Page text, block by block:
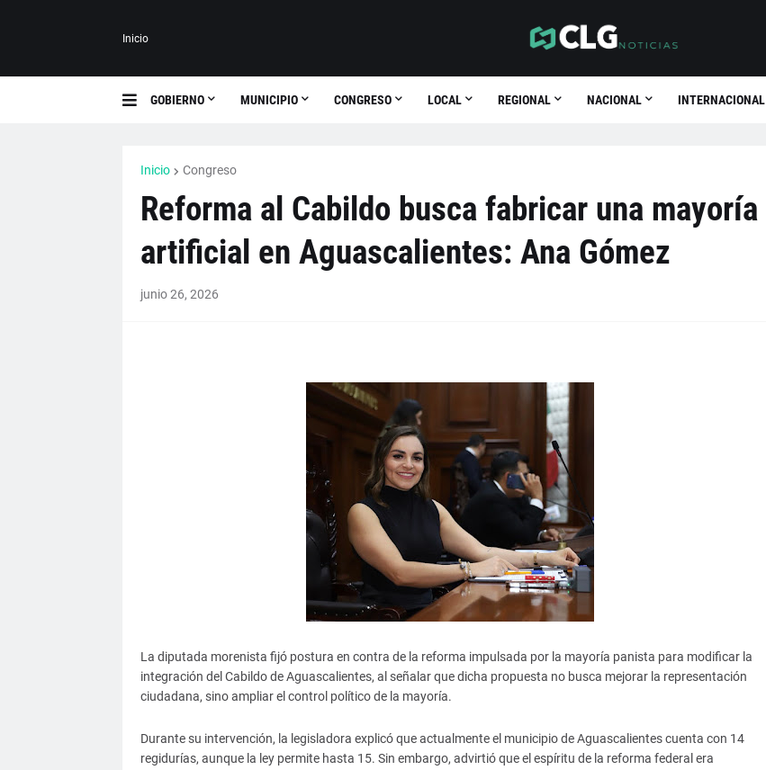
Inicio
GOBIERNO MUNICIPIO CONGRESO LOCAL REGIONAL NACIONAL INTERNACIONAL
Inicio Congreso
Reforma al Cabildo busca fabricar una mayoría
artificial en Aguascalientes: Ana Gómez
junio 26, 2026
La diputada morenista fijó postura en contra de la reforma impulsada por la mayoría panista para modificar la
integración del Cabildo de Aguascalientes, al señalar que dicha propuesta no busca mejorar la representación
ciudadana, sino ampliar el control político de la mayoría.
Durante su intervención, la legisladora explicó que actualmente el municipio de Aguascalientes cuenta con 14
regidurías, aunque la ley permite hasta 15. Sin embargo, advirtió que el espíritu de la reforma federal era